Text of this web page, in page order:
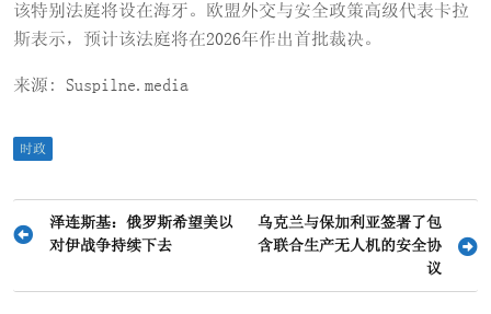
该特别法庭将设在海牙。欧盟外交与安全政策高级代表卡拉
斯表示，预计该法庭将在2026年作出首批裁决。
来源: Suspilne.media
时政
文
导
泽连斯基：俄罗斯希望美以
对伊战争持续下去
乌克兰与保加利亚签署了包
含联合生产无人机的安全协
议